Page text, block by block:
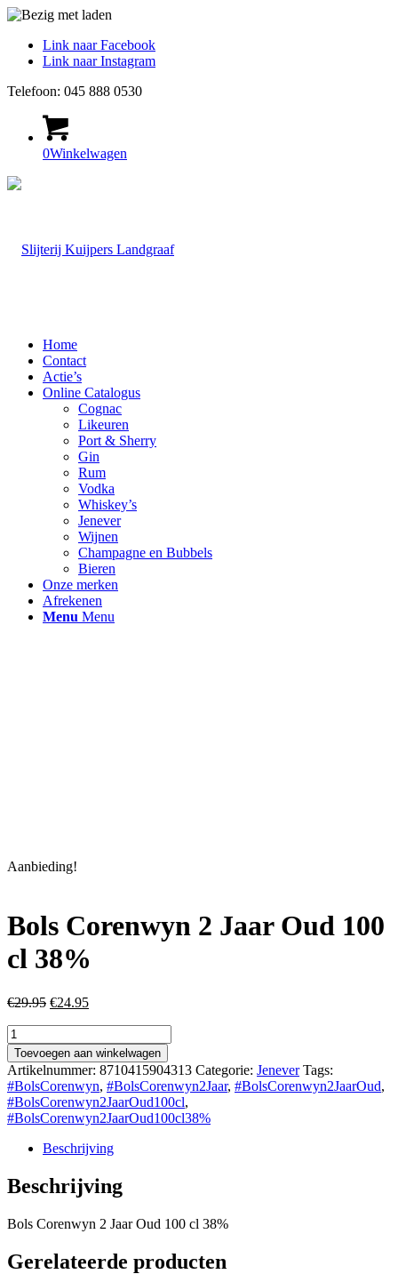
Link naar Facebook
Link naar Instagram
Telefoon: 045 888 0530
0Winkelwagen
Home
Contact
Actie’s
Online Catalogus
Cognac
Likeuren
Port & Sherry
Gin
Rum
Vodka
Whiskey’s
Jenever
Wijnen
Champagne en Bubbels
Bieren
Onze merken
Afrekenen
Menu Menu
Aanbieding!
Bols Corenwyn 2 Jaar Oud 100
cl 38%
€29.95 Oorspronkelijke
€29.95.
€24.95Huidige
€24.95.
Bols
Corenwyn
2
Jaar
Oud
100
cl
38%
Toevoegen aan winkelwagen
Artikelnummer: 8710415904313 Categorie: Jenever Tags:
#BolsCorenwyn, #BolsCorenwyn2Jaar, #BolsCorenwyn2JaarOud,
#BolsCorenwyn2JaarOud100cl,
#BolsCorenwyn2JaarOud100cl38%
Beschrijving
Beschrijving
Bols Corenwyn 2 Jaar Oud 100 cl 38%
Gerelateerde producten